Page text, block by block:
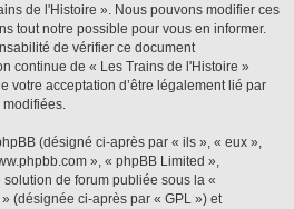
de l'Histoire ». Nous pouvons modifier ces
tout notre possible pour vous en informer.
de vérifier ce document
continue de « Les Trains de l'Histoire »
votre acceptation d’être légalement lié par
modifiées.
(désigné ci-après par « ils », « eux »,
», « phpBB Limited »,
de forum publiée sous la «
» (désignée ci-après par « GPL ») et